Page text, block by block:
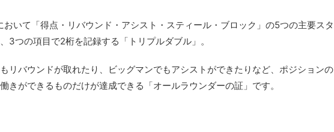
おいて「得点・リバウンド・アシスト・スティール・ブロック」の5つの主要スタ
3つの項目で2桁を記録する「トリプルダブル」。
リバウンドが取れたり、ビッグマンでもアシストができたりなど、ポジションの
きができるものだけが達成できる「オールラウンダーの証」です。